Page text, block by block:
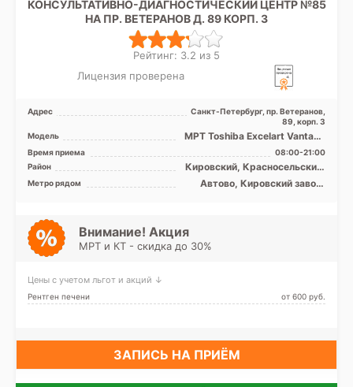
КОНСУЛЬТАТИВНО-ДИАГНОСТИЧЕСКИЙ ЦЕНТР №85
НА ПР. ВЕТЕРАНОВ Д. 89 КОРП. 3
Рейтинг: 3.2 из 5
Лицензия проверена
Адрес
Санкт-Петербург, пр. Ветеранов,
89, корп. 3
Модель
МРТ Toshiba Excelart Vantage
1.5T закрытый тип
Время приема
08:00-21:00
Район
Кировский, Красносельский,
Московский,
Петродворцовый, Лен.
Метро рядом
Автово, Кировский завод,
Внимание! Акция
МРТ и КТ - скидка до 30%
Цены с учетом льгот и акций ↓
Рентген печени от 600 pуб.
ЗАПИСЬ НА ПРИЁМ